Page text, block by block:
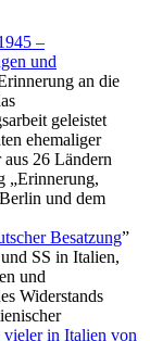
–
und
an die
geleistet
ehemaliger
26 Ländern
„Erinnerung,
und dem
Besatzung”
SS in Italien,
und
Widerstands
in Italien von